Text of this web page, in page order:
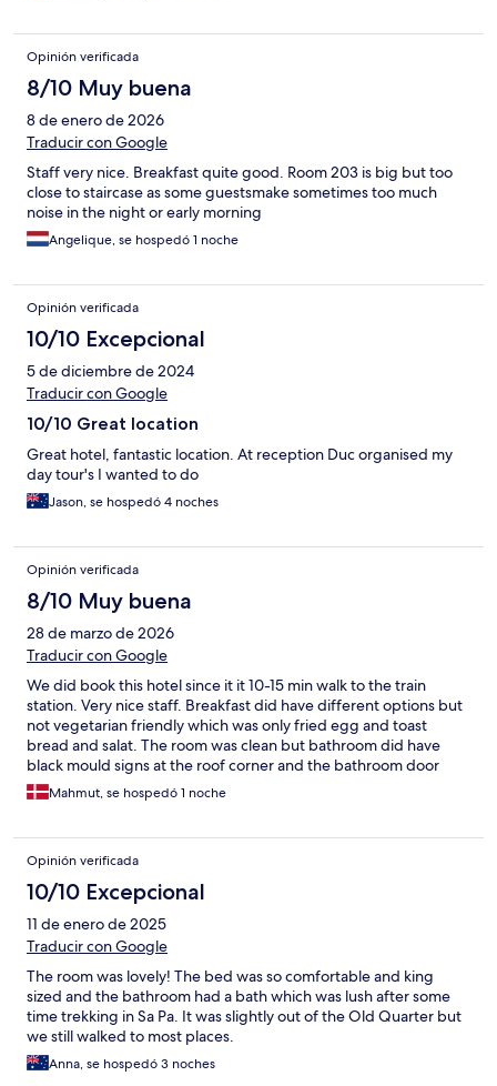
Opinión verificada
8/10 Muy buena
8 de enero de 2026
Traducir con Google
Staff very nice. Breakfast quite good. Room 203 is big but too
close to staircase as some guestsmake sometimes too much
noise in the night or early morning
Angelique, se hospedó 1 noche
Opinión verificada
10/10 Excepcional
5 de diciembre de 2024
Traducir con Google
10/10 Great location
Great hotel, fantastic location. At reception Duc organised my
day tour's I wanted to do
Jason, se hospedó 4 noches
Opinión verificada
8/10 Muy buena
28 de marzo de 2026
Traducir con Google
We did book this hotel since it it 10-15 min walk to the train
station. Very nice staff. Breakfast did have different options but
not vegetarian friendly which was only fried egg and toast
bread and salat. The room was clean but bathroom did have
black mould signs at the roof corner and the bathroom door
could not close totally because it was swollen. The intrior was
old. But nice place to stay one night close to the station.
Mahmut, se hospedó 1 noche
Opinión verificada
10/10 Excepcional
11 de enero de 2025
Traducir con Google
The room was lovely! The bed was so comfortable and king
sized and the bathroom had a bath which was lush after some
time trekking in Sa Pa. It was slightly out of the Old Quarter but
we still walked to most places.
Anna, se hospedó 3 noches